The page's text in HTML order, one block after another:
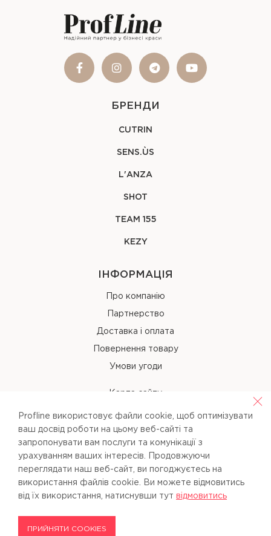
БРЕНДИ
CUTRIN
SENS.ÙS
L'ANZA
SHOT
TEAM 155
KEZY
ІНФОРМАЦІЯ
Про компанію
Партнерство
Доставка і оплата
Повернення товару
Умови угоди
Карта сайту
КОНТАКТИ
+38 (067) 238-97-40
info@pl-beauty.com.ua
Profline використовує файли cookie, щоб оптимізувати
ваш досвід роботи на цьому веб-сайті та
запропонувати вам послуги та комунікації з
урахуванням ваших інтересів. Продовжуючи
переглядати наш веб-сайт, ви погоджуєтесь на
використання файлів cookie. Ви можете вiдмовитись
вiд їх використання, натиснувши тут вiдмовитись
ПРИЙНЯТИ COOKIES